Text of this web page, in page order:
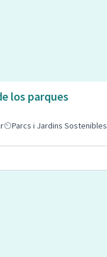
los parques
Parcs i Jardins Sostenibles